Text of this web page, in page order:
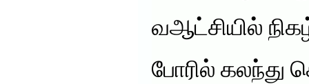
வஆட்சியில்
போரில்